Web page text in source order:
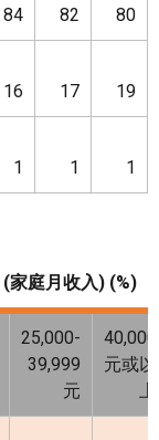
84 82 80
16 17 19
1 1 1
家庭月收入) (%)
25,000-
39,999
元
40,000
元或以